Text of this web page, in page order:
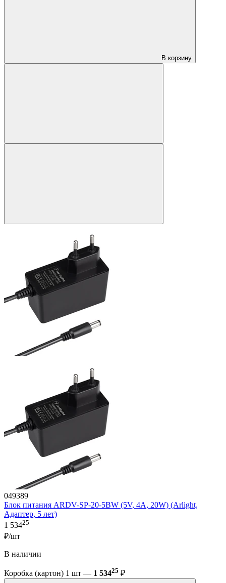
В корзину
049389
Блок питания ARDV-SP-20-5BW (5V, 4A, 20W) (Arlight,
Адаптер, 5 лет)
1 53425
₽/шт
В наличии
Коробка (картон) 1 шт — 1 53425 ₽